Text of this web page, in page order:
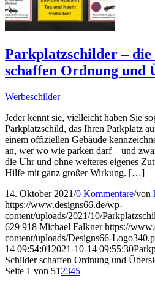
Parkplatzschilder –
schaffen Ordnung und
Werbeschilder
Jeder kennt sie, vielleicht haben Sie
Parkplatzschild, das Ihren Parkplatz
einem offiziellen Gebäude
an, wer wo wie parken darf – und
die Uhr und ohne weiteres eigenes
Hilfe mit ganz großer Wirkung. […]
14. Oktober 2021/0 Kommentare/von
https://www.designs66.de/wp-
content/uploads/2021/10/
629 918 Michael Falkner https://
content/uploads/Designs66-
14 09:54:01 2021-10-14 09:55:30
Schilder schaffen Ordnung und
Seite 1 von 51 2345